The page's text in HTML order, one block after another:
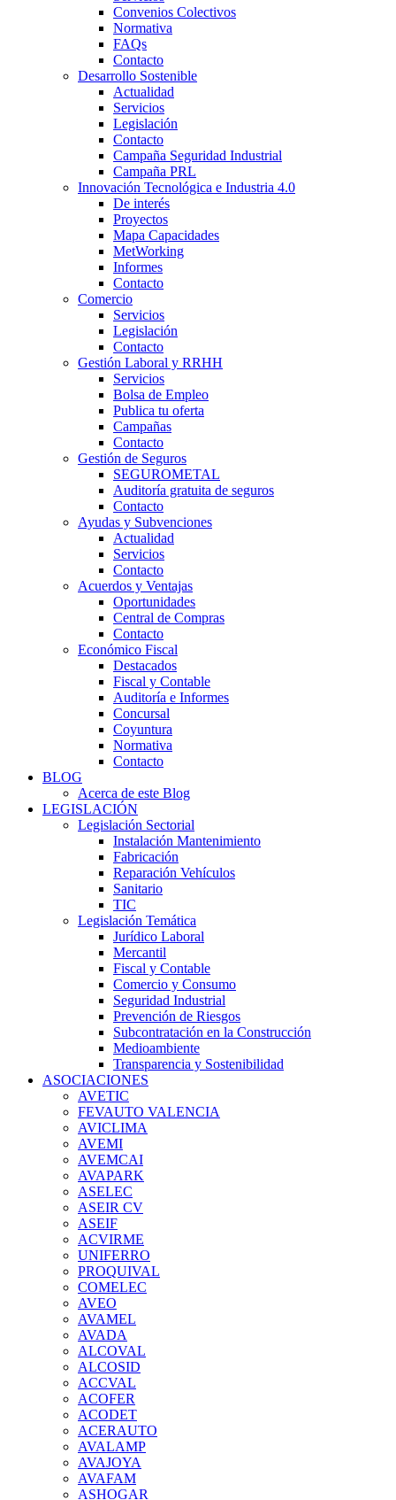
Convenios Colectivos
Normativa
FAQs
Contacto
Desarrollo Sostenible
Actualidad
Servicios
Legislación
Contacto
Campaña Seguridad Industrial
Campaña PRL
Innovación Tecnológica e Industria 4.0
De interés
Proyectos
Mapa Capacidades
MetWorking
Informes
Contacto
Comercio
Servicios
Legislación
Contacto
Gestión Laboral y RRHH
Servicios
Bolsa de Empleo
Publica tu oferta
Campañas
Contacto
Gestión de Seguros
SEGUROMETAL
Auditoría gratuita de seguros
Contacto
Ayudas y Subvenciones
Actualidad
Servicios
Contacto
Acuerdos y Ventajas
Oportunidades
Central de Compras
Contacto
Económico Fiscal
Destacados
Fiscal y Contable
Auditoría e Informes
Concursal
Coyuntura
Normativa
Contacto
BLOG
Acerca de este Blog
LEGISLACIÓN
Legislación Sectorial
Instalación Mantenimiento
Fabricación
Reparación Vehículos
Sanitario
TIC
Legislación Temática
Jurídico Laboral
Mercantil
Fiscal y Contable
Comercio y Consumo
Seguridad Industrial
Prevención de Riesgos
Subcontratación en la Construcción
Medioambiente
Transparencia y Sostenibilidad
ASOCIACIONES
AVETIC
FEVAUTO VALENCIA
AVICLIMA
AVEMI
AVEMCAI
AVAPARK
ASELEC
ASEIR CV
ASEIF
ACVIRME
UNIFERRO
PROQUIVAL
COMELEC
AVEO
AVAMEL
AVADA
ALCOVAL
ALCOSID
ACCVAL
ACOFER
ACODET
ACERAUTO
AVALAMP
AVAJOYA
AVAFAM
ASHOGAR